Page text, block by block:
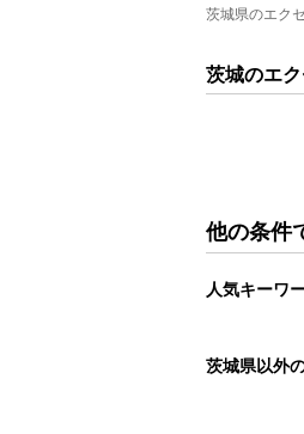
茨城県のエク
茨城のエ
他の条件
人気キーワ
茨城県以外